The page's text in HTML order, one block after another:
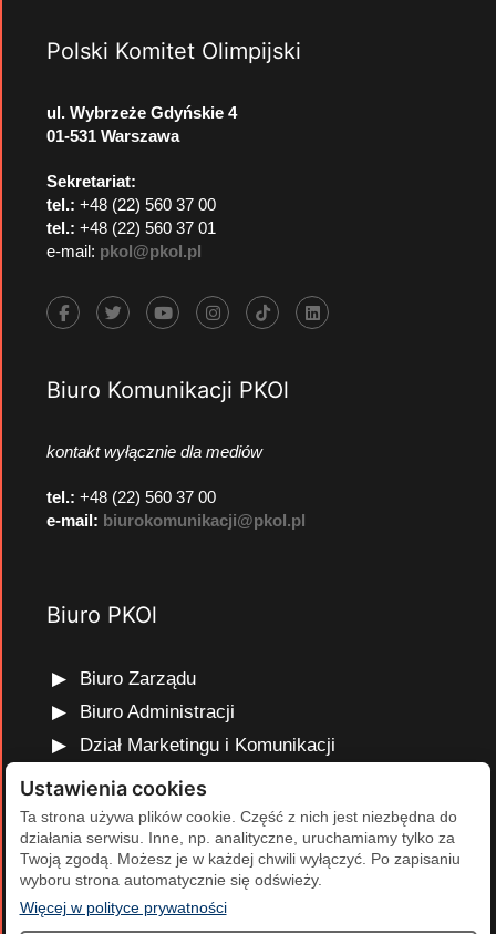
Polski Komitet Olimpijski
ul. Wybrzeże Gdyńskie 4
01-531 Warszawa
Sekretariat:
tel.: +48 (22) 560 37 00
tel.: +48 (22) 560 37 01
e-mail: pkol@pkol.pl
Biuro Komunikacji PKOl
kontakt wyłącznie dla mediów
tel.: +48 (22) 560 37 00
e-mail: biurokomunikacji@pkol.pl
Biuro PKOl
Biuro Zarządu
Biuro Administracji
Dział Marketingu i Komunikacji
Dział Edukacji Olimpijskiej
Dział Finansów i Kadr
Dział Projektów Olimpijskich
Dział Programów Rozwojowych
Ustawienia cookies
Ta strona używa plików cookie. Część z nich jest niezbędna do
działania serwisu. Inne, np. analityczne, uruchamiamy tylko za
Twoją zgodą. Możesz je w każdej chwili wyłączyć. Po zapisaniu
wyboru strona automatycznie się odświeży.
Więcej w polityce prywatności(otwiera się w nowej karcie)